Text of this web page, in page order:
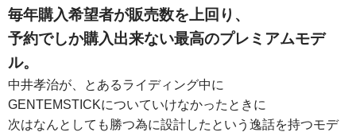
毎年購入希望者が販売数を上回り、
予約でしか購入出来ない最高のプレミアムモデ
ル。
中井孝治が、とあるライディング中に
GENTEMSTICKについていけなかったときに
次はなんとしても勝つ為に設計したという逸話を持つモデ